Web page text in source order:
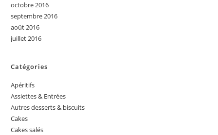
octobre 2016
septembre 2016
août 2016
juillet 2016
Catégories
Apéritifs
Assiettes & Entrées
Autres desserts & biscuits
Cakes
Cakes salés